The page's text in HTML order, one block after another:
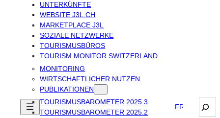
UNTERKÜNFTE
WEBSITE J3L.CH
MARKETPLACE J3L
SOZIALE NETZWERKE
TOURISMUSBÜROS
TOURISM MONITOR SWITZERLAND
MONITORING
WIRTSCHAFTLICHER NUTZEN
PUBLIKATIONEN
TOURISMUSBAROMETER 2025.3
TOURISMUSBAROMETER 2025.2
FRANÇAIS